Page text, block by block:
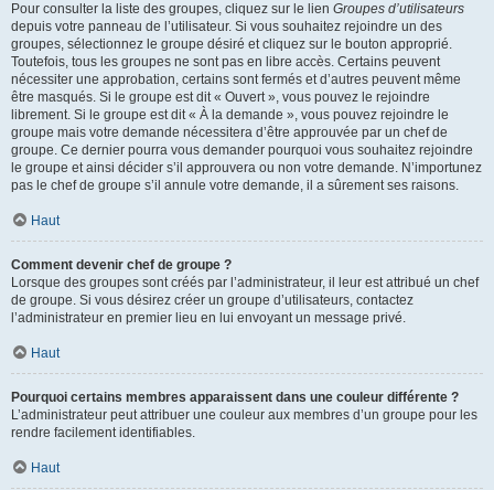
Pour consulter la liste des groupes, cliquez sur le lien Groupes d’utilisateurs
depuis votre panneau de l’utilisateur. Si vous souhaitez rejoindre un des
groupes, sélectionnez le groupe désiré et cliquez sur le bouton approprié.
Toutefois, tous les groupes ne sont pas en libre accès. Certains peuvent
nécessiter une approbation, certains sont fermés et d’autres peuvent même
être masqués. Si le groupe est dit « Ouvert », vous pouvez le rejoindre
librement. Si le groupe est dit « À la demande », vous pouvez rejoindre le
groupe mais votre demande nécessitera d’être approuvée par un chef de
groupe. Ce dernier pourra vous demander pourquoi vous souhaitez rejoindre
le groupe et ainsi décider s’il approuvera ou non votre demande. N’importunez
pas le chef de groupe s’il annule votre demande, il a sûrement ses raisons.
Haut
Comment devenir chef de groupe ?
Lorsque des groupes sont créés par l’administrateur, il leur est attribué un chef
de groupe. Si vous désirez créer un groupe d’utilisateurs, contactez
l’administrateur en premier lieu en lui envoyant un message privé.
Haut
Pourquoi certains membres apparaissent dans une couleur différente ?
L’administrateur peut attribuer une couleur aux membres d’un groupe pour les
rendre facilement identifiables.
Haut